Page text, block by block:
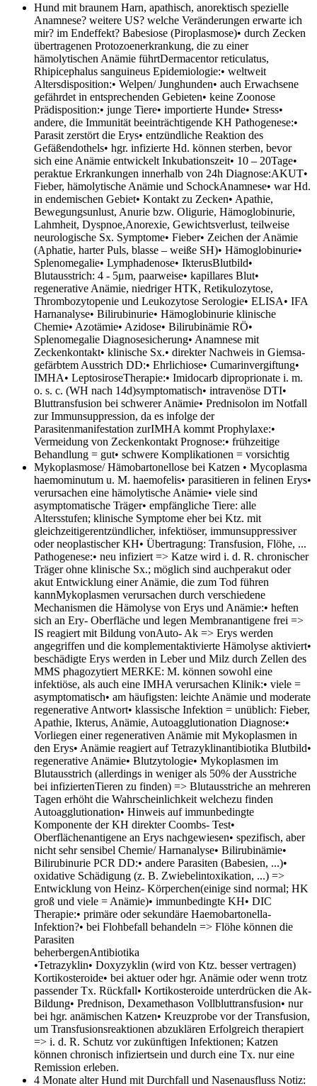
Hund mit braunem Harn, apathisch, anorektisch spezielle
Anamnese? weitere US? welche Veränderungen erwarte ich
mir? im Endeffekt? Babesiose (Piroplasmose)• durch Zecken
übertragenen Protozoenerkrankung, die zu einer
hämolytischen Anämie führtDermacentor reticulatus,
Rhipicephalus sanguineus Epidemiologie:• weltweit
Altersdisposition:• Welpen/ Junghunden• auch Erwachsene
gefährdet in entsprechenden Gebieten• keine Zoonose
Prädisposition:• junge Tiere• importierte Hunde• Stress•
andere, die Immunität beeinträchtigende KH Pathogenese:•
Parasit zerstört die Erys• entzündliche Reaktion des
Gefäßendothels• hgr. infizierte Hd. können sterben, bevor
sich eine Anämie entwickelt Inkubationszeit• 10 – 20Tage•
peraktue Erkrankungen innerhalb von 24h Diagnose:AKUT•
Fieber, hämolytische Anämie und SchockAnamnese• war Hd.
in endemischen Gebiet• Kontakt zu Zecken• Apathie,
Bewegungsunlust, Anurie bzw. Oligurie, Hämoglobinurie,
Lahmheit, Dyspnoe,Anorexie, Gewichtsverlust, teilweise
neurologische Sx. Symptome• Fieber• Zeichen der Anämie
(Aphatie, harter Puls, blasse – weiße SH)• Hämoglobinurie•
Splenomegalie• Lymphadenose• IkterusBlutbild•
Blutausstrich: 4 - 5μm, paarweise• kapillares Blut•
regenerative Anämie, niedriger HTK, Retikulozytose,
Thrombozytopenie und Leukozytose Serologie• ELISA• IFA
Harnanalyse• Bilirubinurie• Hämoglobinurie klinische
Chemie• Azotämie• Azidose• Bilirubinämie RÖ•
Splenomegalie Diagnosesicherung• Anamnese mit
Zeckenkontakt• klinische Sx.• direkter Nachweis in Giemsa-
gefärbtem Ausstrich DD:• Ehrlichiose• Cumarinvergiftung•
IMHA• LeptosiroseTherapie:• Imidocarb diproprionate i. m.
o. s. c. (WH nach 14d)symptomatisch• intravenöse DTI•
Bluttransfusion bei schwerer Anämie• Prednisolon im Notfall
zur Immunsuppression, da es infolge der
Parasitenmanifestation zurIMHA kommt Prophylaxe:•
Vermeidung von Zeckenkontakt Prognose:• frühzeitige
Behandlung = gut• schwere Komplikationen = vorsichtig
Mykoplasmose/ Hämobartonellose bei Katzen • Mycoplasma
haemominutum u. M. haemofelis• parasitieren in felinen Erys•
verursachen eine hämolytische Anämie• viele sind
asymptomatische Träger• empfängliche Tiere: alle
Altersstufen; klinische Symptome eher bei Ktz. mit
gleichzeitigerentzündlicher, infektiöser, immunsuppressiver
oder neoplastischer KH• Übertragung: Transfusion, Flöhe, ...
Pathogenese:• neu infiziert => Katze wird i. d. R. chronischer
Träger ohne klinische Sx.; möglich sind auchperakut oder
akut Entwicklung einer Anämie, die zum Tod führen
kannMykoplasmen verursachen durch verschiedene
Mechanismen die Hämolyse von Erys und Anämie:• heften
sich an Ery- Oberfläche und legen Membranantigene frei =>
IS reagiert mit Bildung vonAuto- Ak => Erys werden
angegriffen und die komplementaktivierte Hämolyse aktiviert•
beschädigte Erys werden in Leber und Milz durch Zellen des
MMS phagozytiert MERKE: M. können sowohl eine
infektiöse, als auch eine IMHA verursachen Klinik:• viele =
asymptomatisch• am häufigsten: leichte Anämie und moderate
regenerative Antwort• klassische Infektion = unüblich: Fieber,
Apathie, Ikterus, Anämie, Autoagglutionation Diagnose:•
Vorliegen einer regenerativen Anämie mit Mykoplasmen in
den Erys• Anämie reagiert auf Tetrazyklinantibiotika Blutbild•
regenerative Anämie• Blutzytologie• Mykoplasmen im
Blutausstrich (allerdings in weniger als 50% der Ausstriche
bei infiziertenTieren zu finden) => Blutausstriche an mehreren
Tagen erhöht die Wahrscheinlichkeit welchezu finden
Autoagglutionation• Hinweis auf immunbedingte
Komponente der KH direkter Coombs- Test•
Oberflächenantigene an Erys nachgewiesen• spezifisch, aber
nicht sehr sensibel Chemie/ Harnanalyse• Bilirubinämie•
Bilirubinurie PCR DD:• andere Parasiten (Babesien, ...)•
oxidative Schädigung (z. B. Zwiebelintoxikation, ...) =>
Entwicklung von Heinz- Körperchen(einige sind normal; HK
groß und viele = Anämie)• immunbedingte KH• DIC
Therapie:• primäre oder sekundäre Haemobartonella-
Infektion?• bei Flohbefall behandeln => Flöhe können die
Parasiten
•Tetrazyklin• Doxyzyklin (wird von Ktz. besser vertragen)
Kortikosteroide• bei aktuer oder hgr. Anämie oder wenn trotz
passender Tx. Rückfall• Kortikosteroide unterdrücken die Ak-
Bildung• Prednison, Dexamethason Vollbluttransfusion• nur
bei hgr. anämischen Katzen• Kreuzprobe vor der Transfusion,
um Transfusionsreaktionen abzuklären Erfolgreich therapiert
=> i. d. R. Schutz vor zukünftigen Infektionen; Katzen
können chronisch infiziertsein und durch eine Tx. nur eine
Remission erleben.
4 Monate alter Hund mit Durchfall und Nasenausfluss Notiz: